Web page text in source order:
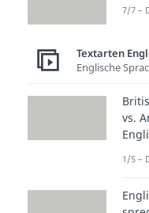
7/7 –
Textarten
Englische
vs.
1/5 –